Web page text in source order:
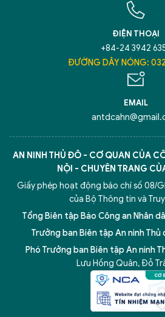
ĐIỆN THOẠI
+84-24 3942
ĐƯỜNG DÂY NÓNG:
EMAIL
AN NINH THỦ ĐÔ - CƠ QUAN CỦA
NỘI - CHUYÊN TRANG
Giấy phép hoạt động báo chí số 08/
của Bộ Thông tin và
Tổng Biên tập Báo Công an Nhân
Trưởng ban Biên tập An ninh Thủ
Phó Trưởng ban Biên tập An ninh
Lưu Hồng Quân, Đỗ
5 điểm nghẽn của Hà Nội giải